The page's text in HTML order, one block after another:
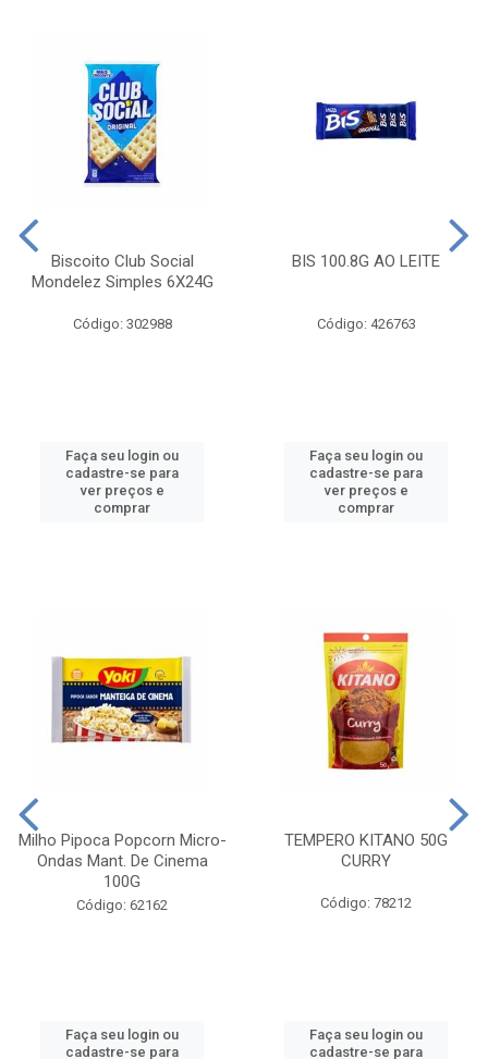
Biscoito Club Social
Mondelez Simples 6X24G
Código: 302988
Faça seu login ou
cadastre-se para
ver preços e
comprar
BIS 100.8G AO LEITE
Código: 426763
Faça seu login ou
cadastre-se para
ver preços e
comprar
Milho Pipoca Popcorn Micro-
Ondas Mant. De Cinema
100G
Código: 62162
Faça seu login ou
cadastre-se para
TEMPERO KITANO 50G
CURRY
Código: 78212
Faça seu login ou
cadastre-se para